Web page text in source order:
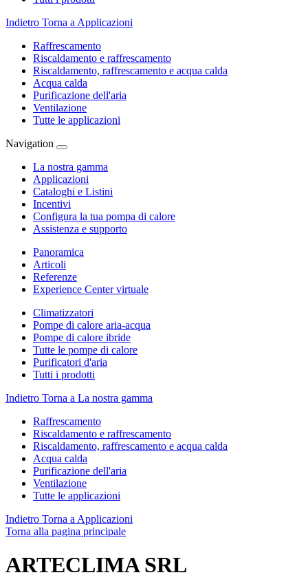
Indietro Torna a Applicazioni
Raffrescamento
Riscaldamento e raffrescamento
Riscaldamento, raffrescamento e acqua calda
Acqua calda
Purificazione dell'aria
Ventilazione
Tutte le applicazioni
Navigation
La nostra gamma
Applicazioni
Cataloghi e Listini
Incentivi
Configura la tua pompa di calore
Assistenza e supporto
Panoramica
Articoli
Referenze
Experience Center virtuale
Climatizzatori
Pompe di calore aria-acqua
Pompe di calore ibride
Tutte le pompe di calore
Purificatori d'aria
Tutti i prodotti
Indietro Torna a La nostra gamma
Raffrescamento
Riscaldamento e raffrescamento
Riscaldamento, raffrescamento e acqua calda
Acqua calda
Purificazione dell'aria
Ventilazione
Tutte le applicazioni
Indietro Torna a Applicazioni
Torna alla pagina principale
ARTECLIMA SRL